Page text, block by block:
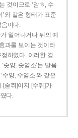
것이므로 ‘암ㅎ, 수
’와 같은 형태가 표준
음이다.
일어나거나 뒤의 예
과를 보이는 것이라
정하였다. 이러한 경
숫양, 숫염소’는 발음
수양, 수염소’와 같은
[숟쮜]이지 [수쥐]가
다.